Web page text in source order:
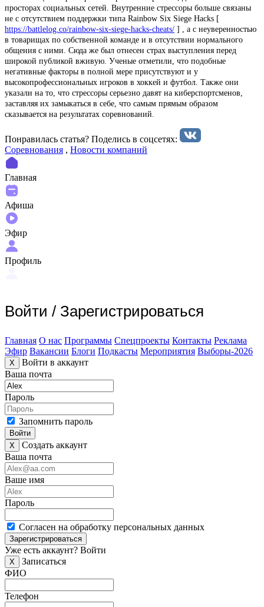
просторах социальных сетей. Внутренние стрессоры больше связаны
не с отсутствием поддержки типа Rainbow Six Siege Hacks [
https://battlelog.co/rainbow-six-siege-hacks-cheats/ ] , а с неуверенностью
в товарищах по собственной команде и в отсутствии нормального
общения с ними. Сюда же был отнесен страх выступления перед
широкой публикой вживую. Ученые отметили, что подобные
негативные факторы в полной мере присутствуют и у
высокопрофессиональных игроков в хоккей и футбол. Также они
указали на то, что стрессоры серьезно давят на киберспортсменов,
заставляя их замыкаться в себе, что самым прямым образом
сказывается на результатах соревнований.
Понравилась статья? Поделиcь в соцсетях:
Соревнования , Новости компаний
Главная
Афиша
Эфир
Профиль
Войти / Зарегистрироваться
Главная О нас Программы Спецпроекты Контакты Реклама
Эфир Вакансии Блоги Подкасты Мероприятия Выборы-2026
X
Войти в аккаунт
Ваша почта
Пароль
Запомнить пароль
Войти
X
Создать аккаунт
Ваша почта
Ваше имя
Пароль
Согласен на обработку персональных данных
Зарегистрироваться
Уже есть аккаунт? Войти
X
Записаться
ФИО
Телефон